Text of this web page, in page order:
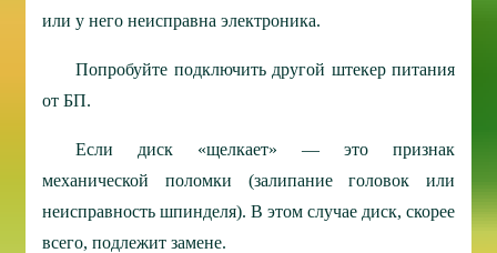
или у него неисправна электроника.
Попробуйте подключить другой штекер питания
от БП.
Если диск «щелкает» — это признак
механической поломки (залипание головок или
неисправность шпинделя). В этом случае диск, скорее
всего, подлежит замене.